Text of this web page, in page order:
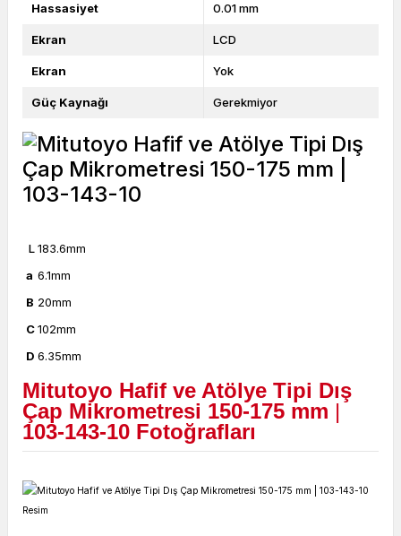
Hassasiyet 0.01 mm
Ekran LCD
Ekran Yok
Güç Kaynağı Gerekmiyor
L183.6mm
a 6.1mm
B 20mm
C102mm
D 6.35mm
Mitutoyo Hafif ve Atölye Tipi Dış
Çap Mikrometresi 150-175 mm |
103-143-10 Fotoğrafları